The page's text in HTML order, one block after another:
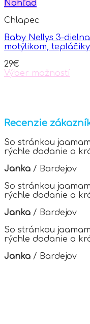
multiple
The
may
be
on
the
Náhľad
Chlapec
Baby Nellys 3-
motýlikom,
29€
Výber možností
variants.
The
options
may
be
chosen
on
the
product
page
Recenzie
So stránkou
rýchle dodanie a
Janka / Bardejov
So stránkou
rýchle dodanie a
Janka / Bardejov
So stránkou
rýchle dodanie a
Janka / Bardejov